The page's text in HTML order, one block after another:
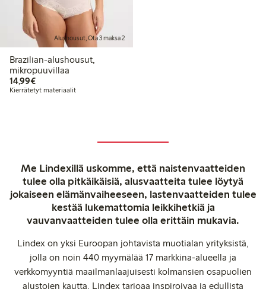
Alushousut, Ota 3 maksa 2
Brazilian-alushousut,
mikropuuvillaa
14,99€14,99 €
Kierrätetyt materiaalit
Me Lindexillä uskomme, että naistenvaatteiden
tulee olla pitkäikäisiä, alusvaatteita tulee löytyä
jokaiseen elämänvaiheeseen, lastenvaatteiden tulee
kestää lukemattomia leikkihetkiä ja
vauvanvaatteiden tulee olla erittäin mukavia.
Lindex on yksi Euroopan johtavista muotialan yrityksistä,
jolla on noin 440 myymälää 17 markkina-alueella ja
verkkomyyntiä maailmanlaajuisesti kolmansien osapuolien
alustojen kautta. Lindex tarjoaa inspiroivaa ja edullista